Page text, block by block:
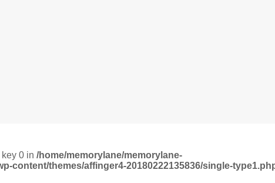
0 in /home/memorylane/memorylane-
content/themes/affinger4-20180222135836/single-